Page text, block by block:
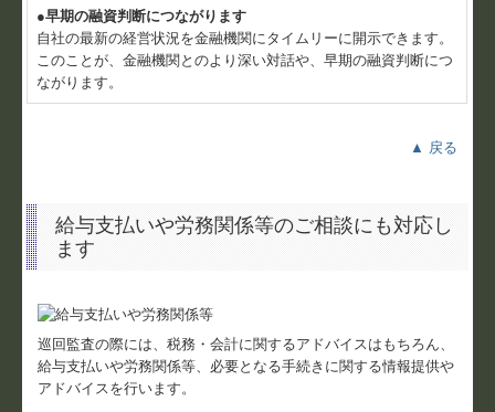
●早期の融資判断につながります
自社の最新の経営状況を金融機関にタイムリーに開示できます。
このことが、金融機関とのより深い対話や、早期の融資判断につ
ながります。
▲ 戻る
給与支払いや労務関係等のご相談にも対応し
ます
巡回監査の際には、税務・会計に関するアドバイスはもちろん、
給与支払いや労務関係等、必要となる手続きに関する情報提供や
アドバイスを行います。